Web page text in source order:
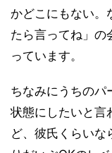
かどこにもない。
たら言ってね」の
っています。
ちなみにうちのパ
状態にしたいと言
ど、彼氏くらいな